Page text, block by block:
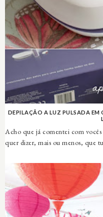
DEPILAÇÃO A LUZ PULSADA EM
Acho que já comentei com
quer dizer, mais ou menos, que